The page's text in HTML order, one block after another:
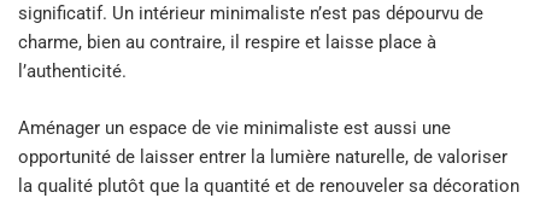
significatif. Un intérieur minimaliste n’est pas dépourvu de
charme, bien au contraire, il respire et laisse place à
l’authenticité.
Aménager un espace de vie minimaliste est aussi une
opportunité de laisser entrer la lumière naturelle, de valoriser
la qualité plutôt que la quantité et de renouveler sa décoration